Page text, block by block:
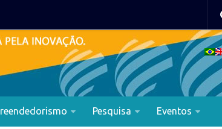
Pesquisa Eventos